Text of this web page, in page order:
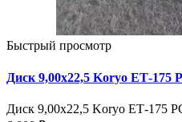
Быстрый просмотр
Диск 9,00х22,5 Koryo ЕТ-175
Диск 9,00х22,5 Koryo ЕТ-175